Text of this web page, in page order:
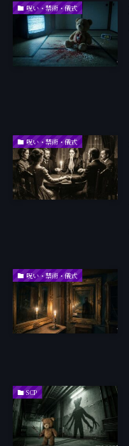
呪い・禁術・儀式
呪い・禁術・儀式
呪い・禁術・儀式
SCP